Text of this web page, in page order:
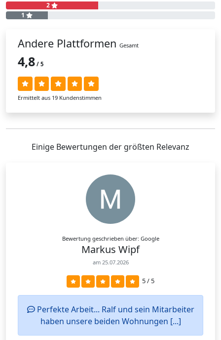
2
1
Andere Plattformen Gesamt
4,8 / 5
Ermittelt aus 19 Kundenstimmen
Einige Bewertungen der größten Relevanz
Bewertung geschrieben über: Google
Markus Wipf
am 25.07.2026
5 / 5
Perfekte Arbeit... Ralf und sein Mitarbeiter
haben unsere beiden Wohnungen [...]